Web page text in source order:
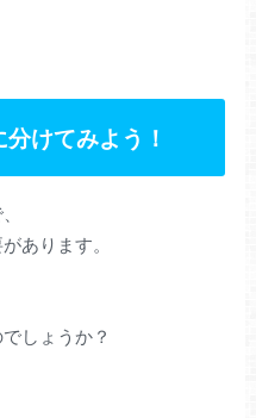
けてみよう！
あります。
しょうか？